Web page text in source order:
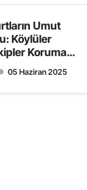
Umut
Köylüler
Koruma
05 Haziran 2025